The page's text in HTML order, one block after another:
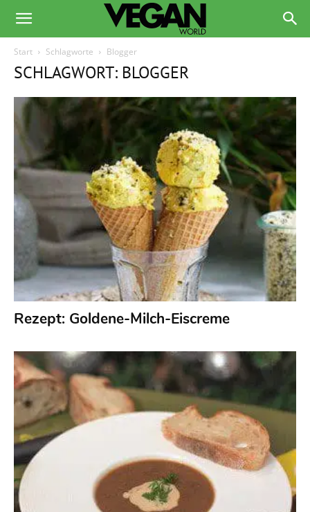
Start Schlagworte Blogger
SCHLAGWORT: BLOGGER
Rezept: Goldene-Milch-Eiscreme